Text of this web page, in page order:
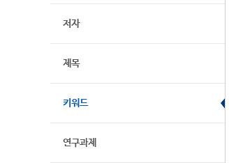
저자
제목
키워드
연구과제